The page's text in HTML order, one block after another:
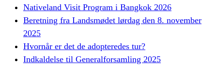
Nativeland Visit Program i Bangkok 2026
Beretning fra Landsmødet lørdag den 8. november
2025
Hvornår er det de adopteredes tur?
Indkaldelse til Generalforsamling 2025